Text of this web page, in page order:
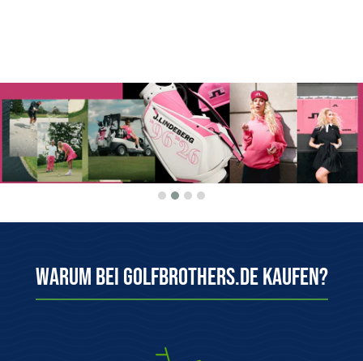
Warum bei Golfbrothers.de kaufen?